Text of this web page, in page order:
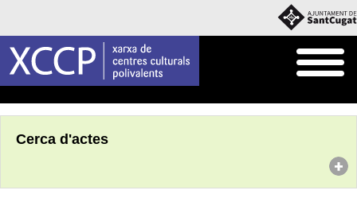
Cerca d'actes